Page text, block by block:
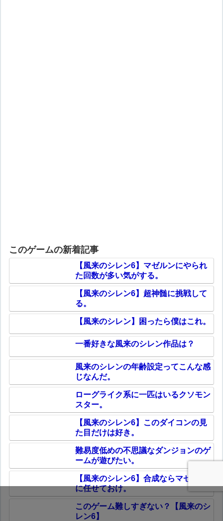
このゲームの新着記事
【風来のシレン6】マゼルンにやられ
た回数が多い気がする。
【風来のシレン6】超神髄に挑戦して
る。
【風来のシレン】困ったら僕はこれ。
一番好きな風来のシレン作品は？
風来のシレンの年齢設定ってこんな感
じなんだ。
ローグライク系に一匹はいるクソモン
スター。
【風来のシレン6】このダイコンの見
た目だけは好き。
難易度低めの不思議なダンジョンのゲ
ームが遊びたい。
【風来のシレン6】合成ならマゼルン
に任せておけ。
このゲーム難しすぎない？【風来のシ
レン6】